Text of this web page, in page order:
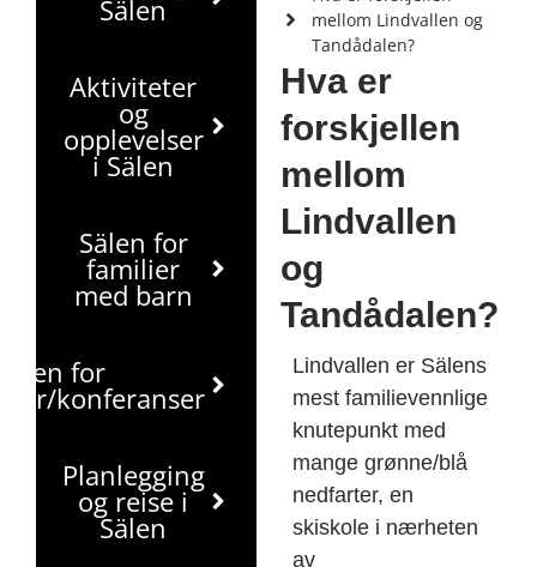
Sälen
Aktiviteter
og
opplevelser
i Sälen
Sälen for
familier
med barn
for
konferanser
Planlegging
og reise i
Sälen
mellom Lindvallen og
Tandådalen?
Hva er
forskjellen
mellom
Lindvallen
og
Tandådalen?
Lindvallen er Sälens
mest familievennlige
knutepunkt med
mange grønne/blå
nedfarter, en
skiskole i nærheten
av